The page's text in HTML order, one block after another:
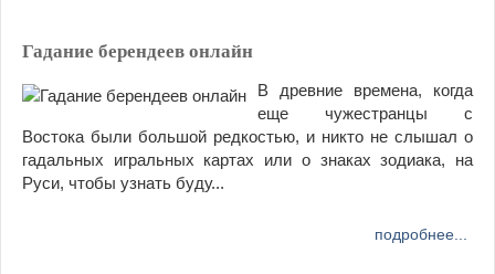
Гадание берендеев онлайн
В древние времена, когда
еще чужестранцы с
Востока были большой редкостью, и никто не слышал о
гадальных игральных картах или о знаках зодиака, на
Руси, чтобы узнать буду...
подробнее...